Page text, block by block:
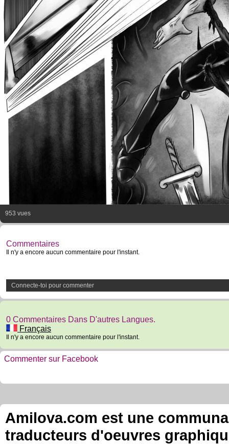
953 vues
Commentaires
Il n'y a encore aucun commentaire pour l'instant.
Connecte-toi pour commenter
0 Commentaires Dans D'autres Langues.
Français
Il n'y a encore aucun commentaire pour l'instant.
Commenter sur Facebook
Amilova.com est une
traducteurs d'oeuvres